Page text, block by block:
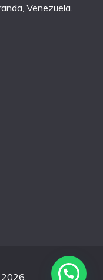
Venezuela.